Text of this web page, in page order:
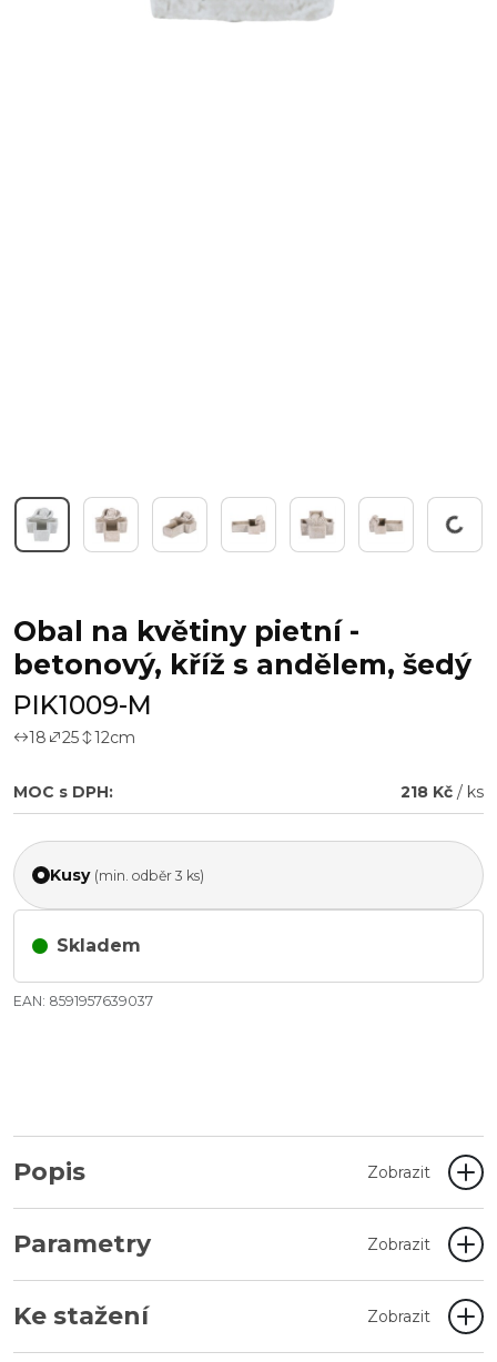
Pracuji...
Obal na květiny pietní -
betonový, kříž s andělem, šedý
PIK1009-M
18 25 12cm
MOC s DPH: 218 Kč / ks
Kusy (min. odběr 3 ks)
Skladem
EAN: 8591957639037
Popis Zobrazit
Parametry Zobrazit
Ke stažení Zobrazit